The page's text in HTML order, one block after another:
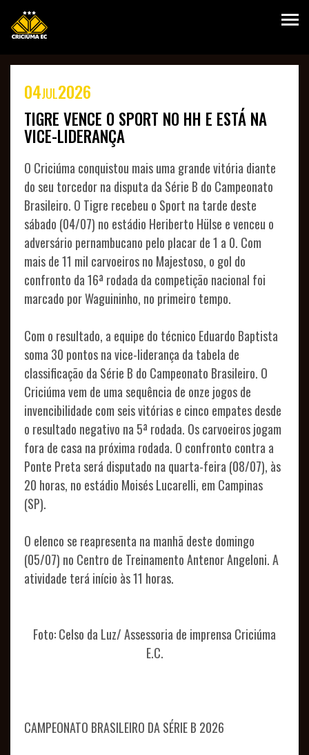
HOME
SÓCIOS
VANTAGENS
PLANOS
SÓCIO
CLUBE
CARVOEIRO
CONSULADOS
FUTEBOL
PROFISSIONAL
COMISSÃO
TÉCNICA
AVALIAÇÕES
ESCOLINHA
04JUL2026
TIGRE VENCE O SPORT NO HH E ESTÁ NA
VICE-LIDERANÇA
O Criciúma conquistou mais uma grande vitória diante
do seu torcedor na disputa da Série B do Campeonato
Brasileiro. O Tigre recebeu o Sport na tarde deste
sábado (04/07) no estádio Heriberto Hülse e venceu o
adversário pernambucano pelo placar de 1 a 0. Com
mais de 11 mil carvoeiros no Majestoso, o gol do
confronto da 16ª rodada da competição nacional foi
marcado por Waguininho, no primeiro tempo.
Com o resultado, a equipe do técnico Eduardo Baptista
soma 30 pontos na vice-liderança da tabela de
classificação da Série B do Campeonato Brasileiro. O
Criciúma vem de uma sequência de onze jogos de
invencibilidade com seis vitórias e cinco empates desde
o resultado negativo na 5ª rodada. Os carvoeiros jogam
fora de casa na próxima rodada. O confronto contra a
Ponte Preta será disputado na quarta-feira (08/07), às
20 horas, no estádio Moisés Lucarelli, em Campinas
(SP).
O elenco se reapresenta na manhã deste domingo
(05/07) no Centro de Treinamento Antenor Angeloni. A
atividade terá início às 11 horas.
Foto: Celso da Luz/ Assessoria de imprensa Criciúma
E.C.
CAMPEONATO BRASILEIRO DA SÉRIE B 2026